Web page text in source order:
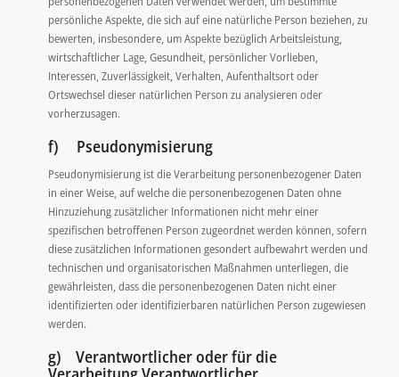
persönliche Aspekte, die sich auf eine natürliche Person beziehen, zu
bewerten, insbesondere, um Aspekte bezüglich Arbeitsleistung,
wirtschaftlicher Lage, Gesundheit, persönlicher Vorlieben,
Interessen, Zuverlässigkeit, Verhalten, Aufenthaltsort oder
Ortswechsel dieser natürlichen Person zu analysieren oder
vorherzusagen.
f) Pseudonymisierung
Pseudonymisierung ist die Verarbeitung personenbezogener Daten
in einer Weise, auf welche die personenbezogenen Daten ohne
Hinzuziehung zusätzlicher Informationen nicht mehr einer
spezifischen betroffenen Person zugeordnet werden können, sofern
diese zusätzlichen Informationen gesondert aufbewahrt werden und
technischen und organisatorischen Maßnahmen unterliegen, die
gewährleisten, dass die personenbezogenen Daten nicht einer
identifizierten oder identifizierbaren natürlichen Person zugewiesen
werden.
g) Verantwortlicher oder für die